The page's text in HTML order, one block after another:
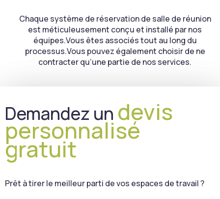
Chaque système de réservation de salle de réunion
est méticuleusement conçu et installé par nos
équipes.Vous êtes associés tout au long du
processus.Vous pouvez également choisir de ne
contracter qu’une partie de nos services.
Demandez un devis
personnalisé
gratuit
Prêt à tirer le meilleur parti de vos espaces de travail ?